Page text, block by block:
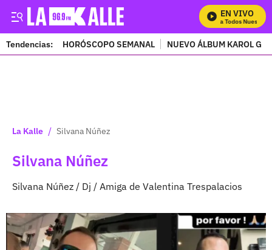
EN VIVO
Mira Todos Nuestros
Tendencias: HORÓSCOPO SEMANAL NUEVO ÁLBUM KAROL G
La Kalle / Silvana Núñez
Silvana Núñez
Silvana Núñez / Dj / Amiga de Valentina Trespalacios